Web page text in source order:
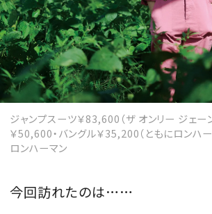
MAGAZINE
SPUR 2026 JULY
ジャンプスーツ￥83,600（ザ オンリー ジェーン
￥50,600・バングル￥35,200（ともにロンハ
ロンハーマン
今回訪れたのは……